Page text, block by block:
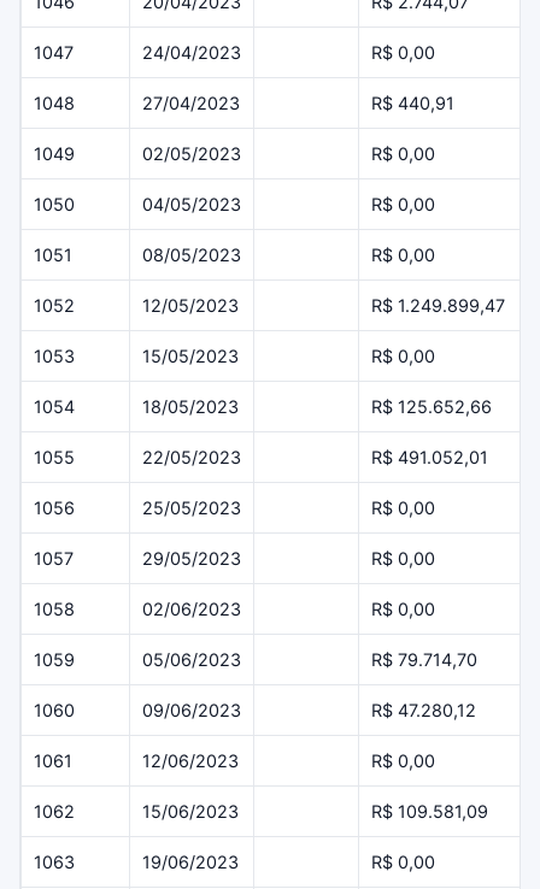
1047 24/04/2023 R$ 0,00
1048 27/04/2023 R$ 440,91
1049 02/05/2023 R$ 0,00
1050 04/05/2023 R$ 0,00
1051 08/05/2023 R$ 0,00
1052 12/05/2023 R$ 1.249.899,47
1053 15/05/2023 R$ 0,00
1054 18/05/2023 R$ 125.652,66
1055 22/05/2023 R$ 491.052,01
1056 25/05/2023 R$ 0,00
1057 29/05/2023 R$ 0,00
1058 02/06/2023 R$ 0,00
1059 05/06/2023 R$ 79.714,70
1060 09/06/2023 R$ 47.280,12
1061 12/06/2023 R$ 0,00
1062 15/06/2023 R$ 109.581,09
1063 19/06/2023 R$ 0,00